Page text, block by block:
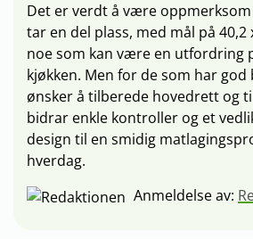
Det er verdt å være
tar en del plass, med mål på 40,2
noe som kan være en utfordring
kjøkken. Men for de som har god
ønsker å tilberede hovedrett og
bidrar enkle kontroller og et
design til en smidig
hverdag.
Anmeldelse av: